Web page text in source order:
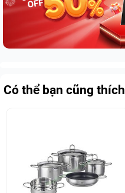
Có thể bạn cũng thích